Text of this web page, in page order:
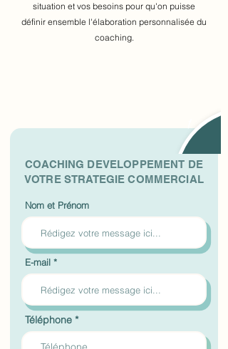
situation et vos besoins pour qu'on puisse
définir ensemble l'élaboration personnalisée du
coaching.
COACHING DEVELOPPEMENT DE
VOTRE STRATEGIE COMMERCIAL
Nom et Prénom
E-mail
Téléphone
1